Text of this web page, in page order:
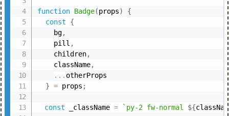
function Badge(props)
{
const
{
    bg
,
    pill
,
    children
,
    className
,
... otherProps
} = props ;
const _className = ` py-2 fw-normal ${